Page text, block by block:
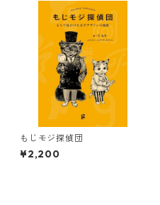
もじモジ探偵団
¥2,200